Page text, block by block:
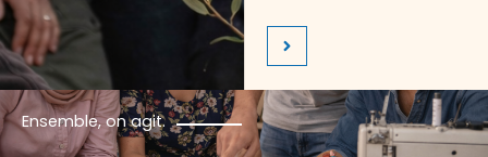
Ensemble, on agit.